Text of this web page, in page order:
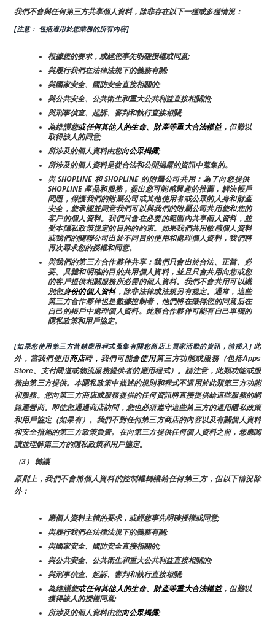
我們不會與任何第三方共享個人資料，除非存在以下一種或多種情況：
[注意： 包括適用於您業務的所有內容]
根據您的要求，或經您事先明確授權或同意;
與履行我們在法律法規下的義務有關;
與國家安全、國防安全直接相關的;
與公共安全、公共衛生和重大公共利益直接相關的;
與刑事偵查、起訴、審判和執行直接相關;
為維護您或任何其他人的生命、財產等重大合法權益，但難以
取得該人的同意;
所涉及的個人資料由您向公眾揭露;
所涉及的個人資料是從合法和公開揭露的資訊中蒐集的。
與 SHOPLINE 和 SHOPLINE 的附屬公司共用：為了向您提供
SHOPLINE 產品和服務，提出您可能感興趣的推薦，解決帳戶
問題，保護我們的附屬公司或其他使用者或公眾的人身和財產
安全，您承認並同意我們可以與我們的附屬公司共用您和您的
客戶的個人資料。我們只會在必要的範圍內共享個人資料，並
受本隱私政策規定的目的的約束。如果我們共用敏感個人資料
或我們的關聯公司出於不同目的使用和處理個人資料，我們將
再次尋求您的授權和同意。
與我們的第三方合作夥伴共享：我們只會出於合法、正當、必
要、具體和明確的目的共用個人資料，並且只會共用向您或您
的客戶提供相關服務所必需的個人資料。我們不會共用可以識
別您身份的個人資料，除非法律或法規另有規定。通常，這些
第三方合作夥伴也是數據控制者，他們將在徵得您的同意后在
自己的帳戶中處理個人資料。此類合作夥伴可能有自己單獨的
隱私政策和用戶協定。
[如果您使用第三方营銷應用程式蒐集有關您商店上買家活動的資訊，請插入] 此
外，當我們使用商店時，我們可能會使用第三方功能或服務（包括Apps
Store、支付閘道或物流服務提供者的應用程式）。請注意，此類功能或服
務由第三方提供。本隱私政策中描述的規則和程式不適用於此類第三方功能
和服務。您向第三方商店或服務提供的任何資訊將直接提供給這些服務的網
路運營商。即使您通過商店訪問，您也必須遵守這些第三方的適用隱私政策
和用戶協定（如果有）。我們不對任何第三方商店的內容以及有關個人資料
和安全措施的第三方政策負責。在向第三方提供任何個人資料之前，您應閱
讀並理解第三方的隱私政策和用戶協定。
（3） 轉讓
原則上，我們不會將個人資料的控制權轉讓給任何第三方，但以下情況除
外：
應個人資料主體的要求，或經您事先明確授權或同意;
與履行我們在法律法規下的義務有關;
與國家安全、國防安全直接相關的;
與公共安全、公共衛生和重大公共利益直接相關的;
與刑事偵查、起訴、審判和執行直接相關;
為維護您或任何其他人的生命、財產等重大合法權益，但難以
獲得該人的授權同意;
所涉及的個人資料由您向公眾揭露;